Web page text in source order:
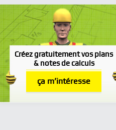
Créez gratuitement vos plans
& notes de calculs
ça m’intéresse